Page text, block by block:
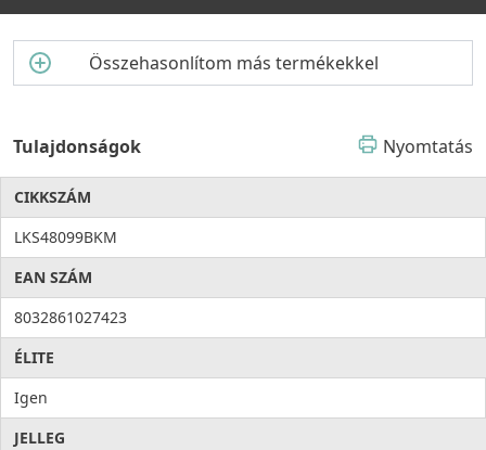
Összehasonlítom más termékekkel
Tulajdonságok Nyomtatás
CIKKSZÁM
LKS48099BKM
EAN SZÁM
8032861027423
ÉLITE
Igen
JELLEG